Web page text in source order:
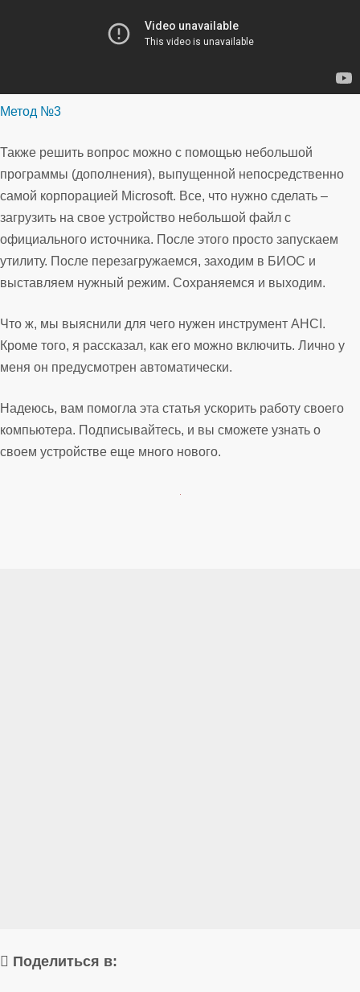
Метод №3
Также решить вопрос можно с помощью небольшой
программы (дополнения), выпущенной непосредственно
самой корпорацией Microsoft. Все, что нужно сделать –
загрузить на свое устройство небольшой файл с
официального источника. После этого просто запускаем
утилиту. После перезагружаемся, заходим в БИОС и
выставляем нужный режим. Сохраняемся и выходим.
Что ж, мы выяснили для чего нужен инструмент AHCI.
Кроме того, я рассказал, как его можно включить. Лично у
меня он предусмотрен автоматически.
Надеюсь, вам помогла эта статья ускорить работу своего
компьютера. Подписывайтесь, и вы сможете узнать о
своем устройстве еще много нового.
Поделиться в: